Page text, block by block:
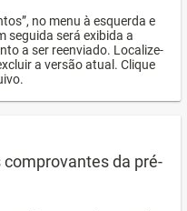
no menu à esquerda e
seguida será exibida a
a ser reenviado. Localize-
a versão atual. Clique
da pré-